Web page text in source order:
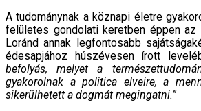
A tudománynak a köznapi életre
felületes gondolati keretben éppen az
Loránd annak legfontosabb
édesapjához húszévesen írott
befolyás, melyet a
gyakorolnak a politica elveire, a
sikerülhetett a dogmát megingatni.”